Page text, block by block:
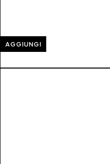
AGGIUNGI